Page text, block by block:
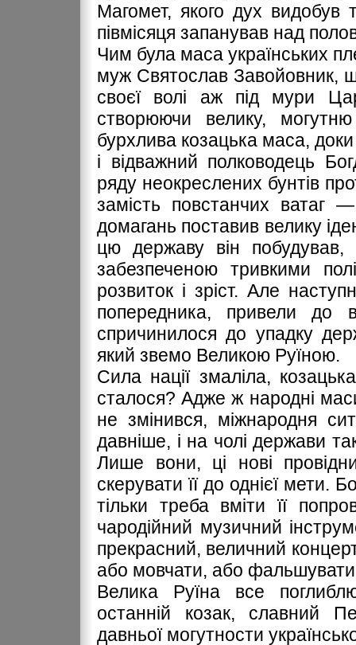
Магомет, якого дух видобув
півмісяця запанував над
Чим була маса українських
муж Святослав Завойовник,
своєї волі аж під мури
створюючи велику,
бурхлива козацька маса,
і відважний полководець
ряду неокреслених бунтів
замість повстанчих ватаг
домагань поставив велику
цю державу він
забезпеченою тривкими
розвиток і зріст. Але
попередника, привели до
спричинилося до упадку
який звемо Великою Руїною.
Сила нації змаліла,
сталося? Адже ж народні
не змінився, міжнародня
давніше, і на чолі держави
Лише вони, ці нові
скерувати її до однієї мети.
тільки треба вміти її
чародійний музичний
прекрасний, величний
або мовчати, або фальшувати
Велика Руїна все
останній козак, славний
давньої могутности